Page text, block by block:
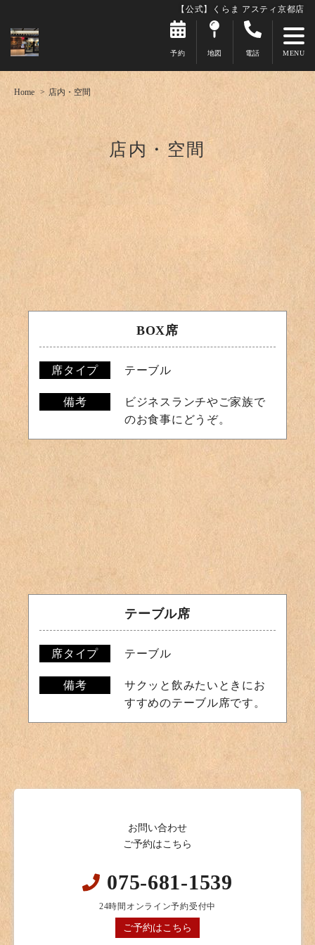
【公式】くらま アスティ京都店
予約 地図 電話
Home 店内・空間
店内・空間
BOX席
席タイプ テーブル
備考
ビジネスランチやご家族で
のお食事にどうぞ。
テーブル席
席タイプ テーブル
備考
サクッと飲みたいときにお
すすめのテーブル席です。
お問い合わせ
ご予約はこちら
075-681-1539
24時間オンライン予約受付中
ご予約はこちら